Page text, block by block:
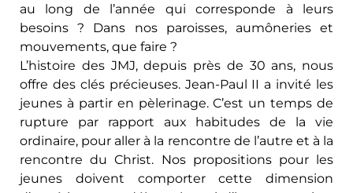
au long de l’année qui corresponde à leurs
besoins ? Dans nos paroisses, aumôneries et
mouvements, que faire ?
L’histoire des JMJ, depuis près de 30 ans, nous
offre des clés précieuses. Jean-Paul II a invité les
jeunes à partir en pèlerinage. C’est un temps de
rupture par rapport aux habitudes de la vie
ordinaire, pour aller à la rencontre de l’autre et à la
rencontre du Christ. Nos propositions pour les
jeunes doivent comporter cette dimension